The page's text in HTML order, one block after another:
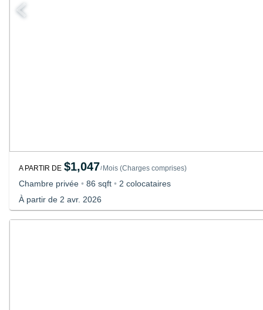
A PARTIR DE $1,047/ Mois (Charges comprises)
Chambre privée • 86 sqft • 2 colocataires
À partir de 2 avr. 2026